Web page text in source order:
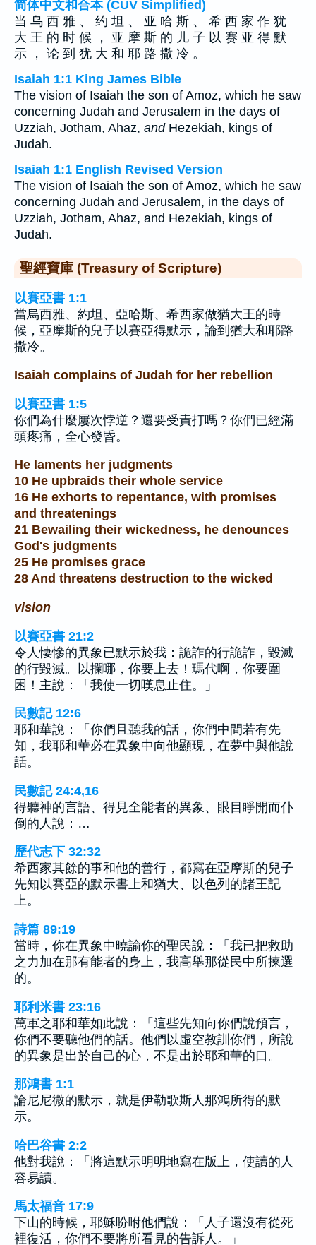
简体中文和合本 (CUV Simplified)
当 乌 西 雅 、 约 坦 、 亚 哈 斯 、 希 西 家 作 犹
大 王 的 时 候 ， 亚 摩 斯 的 儿 子 以 赛 亚 得 默
示 ， 论 到 犹 大 和 耶 路 撒 冷 。
Isaiah 1:1 King James Bible
The vision of Isaiah the son of Amoz, which he saw
concerning Judah and Jerusalem in the days of
Uzziah, Jotham, Ahaz, andHezekiah, kings of
Judah.
Isaiah 1:1 English Revised Version
The vision of Isaiah the son of Amoz, which he saw
concerning Judah and Jerusalem, in the days of
Uzziah, Jotham, Ahaz, and Hezekiah, kings of
Judah.
聖經寶庫 (Treasury of Scripture)
以賽亞書 1:1
當烏西雅、約坦、亞哈斯、希西家做猶大王的時
候，亞摩斯的兒子以賽亞得默示，論到猶大和耶路
撒冷。
Isaiah complains of Judah for her rebellion
以賽亞書 1:5
你們為什麼屢次悖逆？還要受責打嗎？你們已經滿
頭疼痛，全心發昏。
He laments her judgments
10 He upbraids their whole service
16 He exhorts to repentance, with promises
and threatenings
21 Bewailing their wickedness, he denounces
God's judgments
25 He promises grace
28 And threatens destruction to the wicked
vision
以賽亞書 21:2
令人悽慘的異象已默示於我：詭詐的行詭詐，毀滅
的行毀滅。以攔哪，你要上去！瑪代啊，你要圍
困！主說：「我使一切嘆息止住。」
民數記 12:6
耶和華說：「你們且聽我的話，你們中間若有先
知，我耶和華必在異象中向他顯現，在夢中與他說
話。
民數記 24:4,16
得聽神的言語、得見全能者的異象、眼目睜開而仆
倒的人說：…
歷代志下 32:32
希西家其餘的事和他的善行，都寫在亞摩斯的兒子
先知以賽亞的默示書上和猶大、以色列的諸王記
上。
詩篇 89:19
當時，你在異象中曉諭你的聖民說：「我已把救助
之力加在那有能者的身上，我高舉那從民中所揀選
的。
耶利米書 23:16
萬軍之耶和華如此說：「這些先知向你們說預言，
你們不要聽他們的話。他們以虛空教訓你們，所說
的異象是出於自己的心，不是出於耶和華的口。
那鴻書 1:1
論尼尼微的默示，就是伊勒歌斯人那鴻所得的默
示。
哈巴谷書 2:2
他對我說：「將這默示明明地寫在版上，使讀的人
容易讀。
馬太福音 17:9
下山的時候，耶穌吩咐他們說：「人子還沒有從死
裡復活，你們不要將所看見的告訴人。」